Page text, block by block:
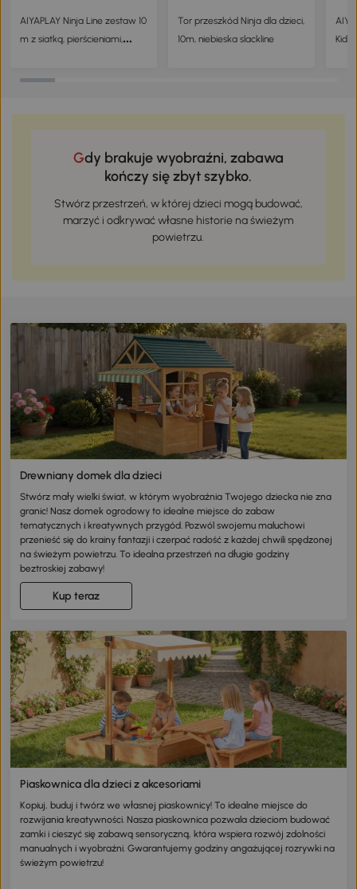
AIYAPLAY Ninja Line zestaw 10
m z siatką, pierścieniami,
3-6 lat, 1000x300x180 cm,
Tor przeszkód Ninja dla dzieci,
10m, niebieska slackline
Kids
Gdy brakuje wyobraźni, zabawa
kończy się zbyt szybko.
Stwórz przestrzeń, w której dzieci mogą budować,
marzyć i odkrywać własne historie na świeżym
powietrzu.
Drewniany domek dla dzieci
Stwórz mały wielki świat, w którym wyobraźnia Twojego dziecka nie zna
granic! Nasz domek ogrodowy to idealne miejsce do zabaw
tematycznych i kreatywnych przygód. Pozwól swojemu maluchowi
przenieść się do krainy fantazji i czerpać radość z każdej chwili spędzonej
na świeżym powietrzu. To idealna przestrzeń na długie godziny
beztroskiej zabawy!
Kup teraz
Piaskownica dla dzieci z akcesoriami
Kopiuj, buduj i twórz we własnej piaskownicy! To idealne miejsce do
rozwijania kreatywności. Nasza piaskownica pozwala dzieciom budować
zamki i cieszyć się zabawą sensoryczną, która wspiera rozwój zdolności
manualnych i wyobraźni. Gwarantujemy godziny angażującej rozrywki na
świeżym powietrzu!